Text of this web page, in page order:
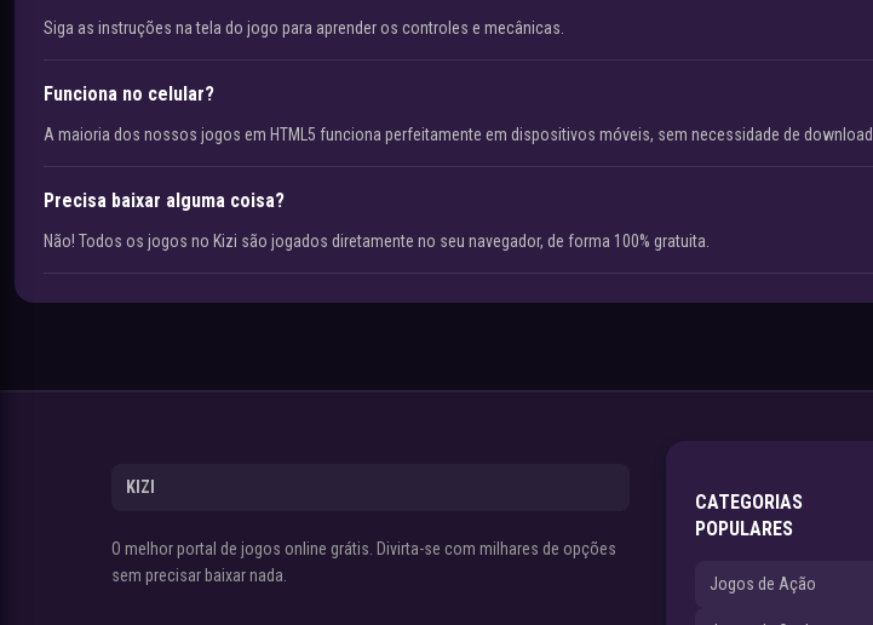
Siga as instruções na tela do jogo para aprender os controles e mecânicas.
Funciona no celular?
A maioria dos nossos jogos em HTML5 funciona perfeitamente em dispositivos móveis, sem necessidade de download.
Precisa baixar alguma coisa?
Não! Todos os jogos no Kizi são jogados diretamente no seu navegador, de forma 100% gratuita.
KIZI
O melhor portal de jogos online grátis. Divirta-se com milhares de opções
sem precisar baixar nada.
CATEGORIAS
POPULARES
Jogos de Ação